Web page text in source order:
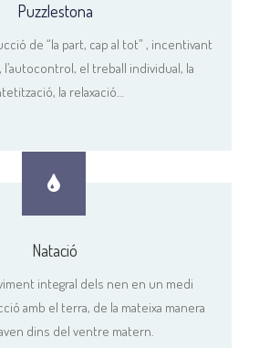
Puzzlestona
de “la part, cap al tot” , incentivant
el treball individual, la
la relaxació…
Natació
integral dels nen en un medi
amb el terra, de la mateixa manera
dins del ventre matern.